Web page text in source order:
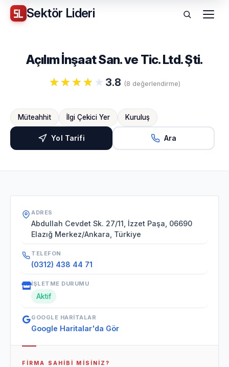
Sektör Lideri Menü
Açılım İnşaat San. ve Tic. Ltd. Şti.
3.8 (8 değerlendirme)
Müteahhit İlgi Çekici Yer Kuruluş
Yol Tarifi Ara
ADRES
Abdullah Cevdet Sk. 27/11, İzzet Paşa, 06690
Elazığ Merkez/Ankara, Türkiye
TELEFON
(0312) 438 44 71
İŞLETME DURUMU
Aktif
GOOGLE HARITALAR
Google Haritalar'da Gör
FIRMA SAHIBI MISINIZ?